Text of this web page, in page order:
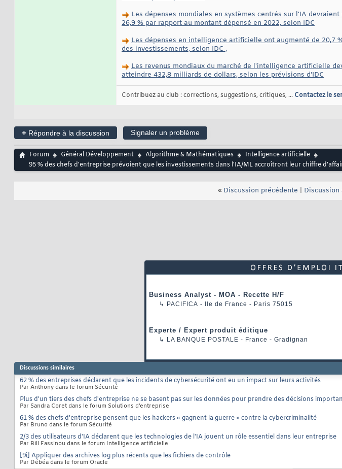
Les dépenses mondiales en systèmes centrés sur l'IA
26,9 % par rapport au montant dépensé en 2022, selon IDC
Les dépenses en intelligence artificielle ont augmenté de 20,7
des investissements, selon IDC ,
Les revenus mondiaux du marché de l'intelligence artificielle
atteindre 432,8 milliards de dollars, selon les prévisions d'IDC
Contribuez au club : corrections, suggestions, critiques, ... Contactez le
+ Répondre à la discussion Signaler un problème
Forum Général Développement Algorithme & Mathématiques
Intelligence artificielle
95 % des chefs d'entreprise prévoient que les investissements dans l'IA/ML accroîtront leur chiffre
« Discussion précédente Discussion
Business Analyst - MOA - Recette H/F
↳ PACIFICA - Ile de France - Paris 75015
Experte / Expert produit éditique
↳ LA BANQUE POSTALE - France - Gradignan
Discussions similaires
62 % des entreprises déclarent que les incidents de cybersécurité ont eu un impact sur leurs activités
Par Anthony dans le forum Sécurité
Plus d'un tiers des chefs d'entreprise ne se basent pas sur les données pour prendre des décisions
Par Sandra Coret dans le forum Solutions d'entreprise
61 % des chefs d'entreprise pensent que les hackers « gagnent la guerre » contre la cybercriminalité
Par Bruno dans le forum Sécurité
2/3 des utilisateurs d'IA déclarent que les technologies de l'IA jouent un rôle essentiel dans leur entreprise
Par Bill Fassinou dans le forum Intelligence artificielle
[9i] Appliquer des archives log plus récents que les fichiers de contrôle
Par Débéa dans le forum Oracle